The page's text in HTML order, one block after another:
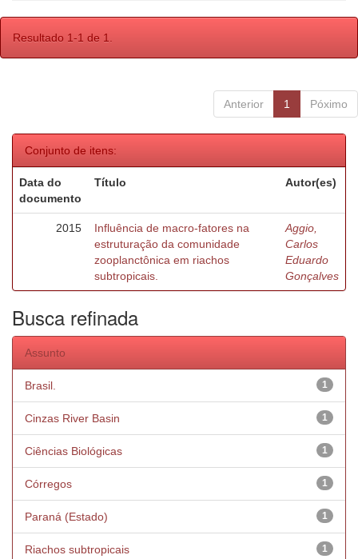
Resultado 1-1 de 1.
Anterior 1 Póximo
Conjunto de itens:
Data do
documento
Título Autor(es)
2015
Influência de macro-fatores na
estruturação da comunidade
zooplanctônica em riachos
subtropicais.
Aggio,
Carlos
Eduardo
Gonçalves
Busca refinada
Assunto
1
Brasil.
1
Cinzas River Basin
1
Ciências Biológicas
1
Córregos
1
Paraná (Estado)
1
Riachos subtropicais